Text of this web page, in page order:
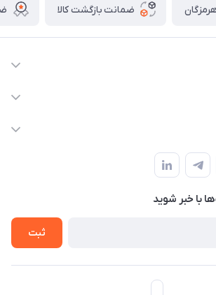
ضمانت بازگشت کالا
با‌ خبر شوید
ثبت